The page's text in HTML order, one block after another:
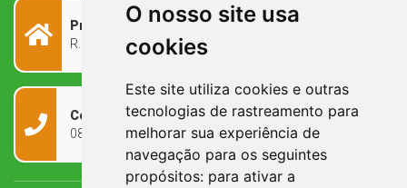
O nosso site usa
cookies
Este site utiliza cookies e outras
tecnologias de rastreamento para
melhorar sua experiência de
navegação para os seguintes
propósitos: para ativar a
Prefeitura Municipal
R. Rivadávia Corrêa, 858 - Centro - RS, 97573-010
Contato
0800 090 2050